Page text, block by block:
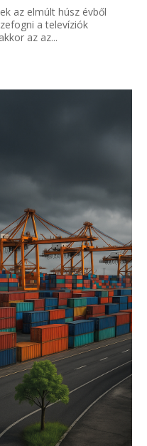
az elmúlt húsz évből
a televíziók
az az...